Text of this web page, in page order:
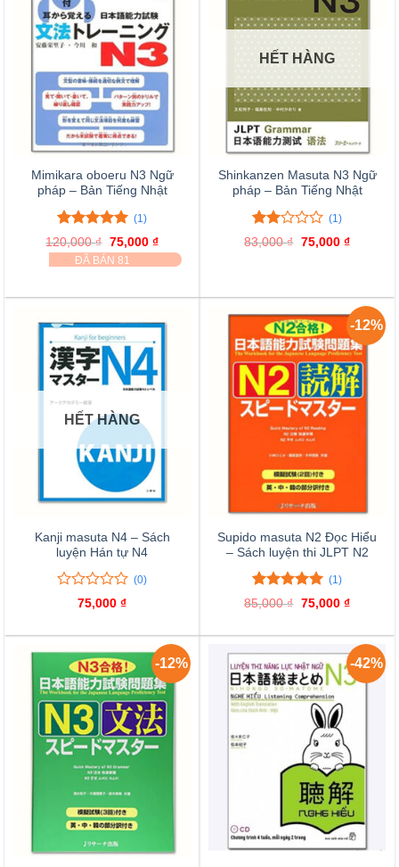
Mimikara oboeru N3 Ngữ
pháp – Bản Tiếng Nhật
5.00trên 5
1
đánh giá
(1)
120,000₫ Giá
gốc
là:
75,000 ₫Giá
hiện
tại
ĐÃ BÁN 81
HẾT HÀNG
Shinkanzen Masuta N3 Ngữ
pháp – Bản Tiếng Nhật
2.00
trên
1
giá
(1)
83,000₫ Giá
75,000 ₫Giá
HẾT HÀNG
Kanji masuta N4 – Sách
luyện Hán tự N4
giá
(0)
75,000 ₫
-12%
Supido masuta N2 Đọc Hiểu
– Sách luyện thi JLPT N2
5.00trên 5
1
đánh giá
(1)
85,000₫ Giá
85,000 ₫.
75,000 ₫Giá
là:
75,000
-12% -42%